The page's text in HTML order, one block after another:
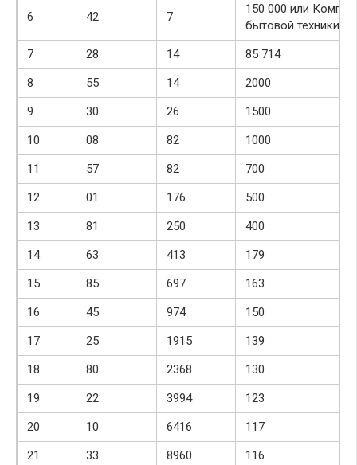
6 42 7
150 000 или
бытовой техники
7
28 14
85 714
8
55 14
2000
9
30 26
1500
10
08 82
1000
11
57 82
700
12
01 176
500
13
81 250
400
14
63 413
179
15
85 697
163
16
45 974
150
17
25 1915
139
18
80 2368
130
19
22 3994
123
20
10 6416
117
21
33 8960 116